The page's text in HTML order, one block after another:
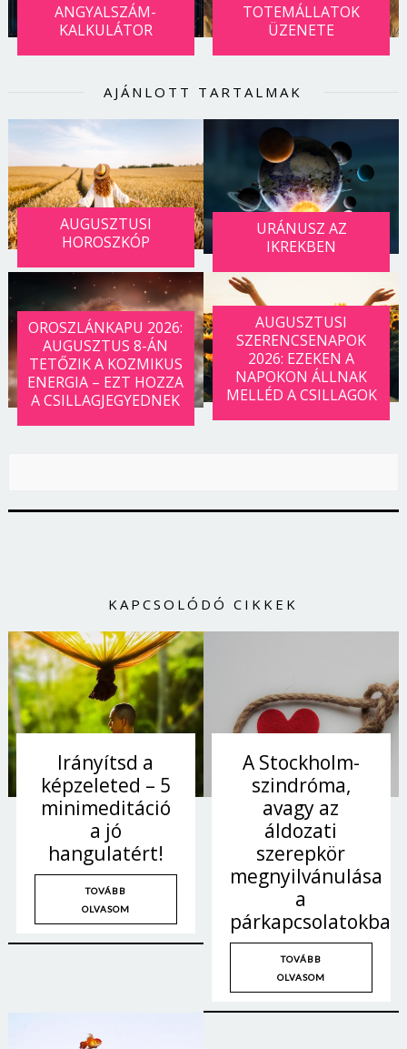
ANGYALSZÁM-
KALKULÁTOR
TOTEMÁLLATOK
ÜZENETE
AJÁNLOTT TARTALMAK
AUGUSZTUSI
HOROSZKÓP
URÁNUSZ AZ
IKREKBEN
OROSZLÁNKAPU 2026:
AUGUSZTUS 8-ÁN
TETŐZIK A KOZMIKUS
ENERGIA – EZT HOZZA
A CSILLAGJEGYEDNEK
AUGUSZTUSI
SZERENCSENAPOK
2026: EZEKEN A
NAPOKON ÁLLNAK
MELLÉD A CSILLAGOK
KAPCSOLÓDÓ CIKKEK
Irányítsd a
képzeleted – 5
minimeditáció
a jó
hangulatért!
TOVÁBB
OLVASOM
A Stockholm-
szindróma,
avagy az
áldozati
szerepkör
megnyilvánulása
a
párkapcsolatokban
TOVÁBB
OLVASOM